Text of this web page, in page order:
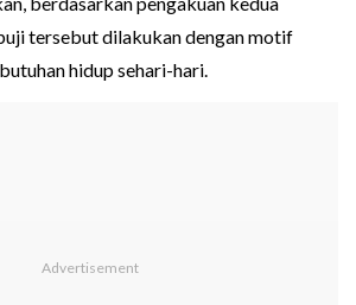
tersebut dilakukan dengan motif
hidup sehari-hari.